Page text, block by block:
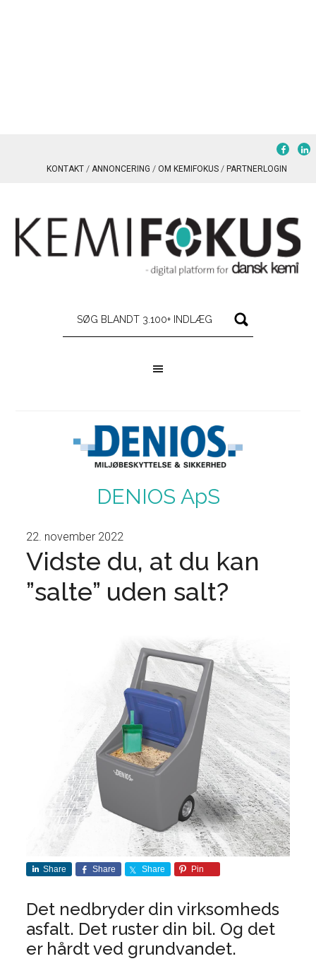
KONTAKT ANNONCERING OM KEMIFOKUS PARTNERLOGIN
DENIOS ApS
22. november 2022
Vidste du, at du kan
”salte” uden salt?
Share Share Share Pin
Det nedbryder din virksomheds
asfalt. Det ruster din bil. Og det
er hårdt ved grundvandet.